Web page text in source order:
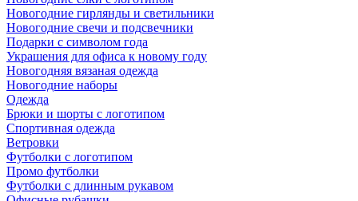
Новогодние гирлянды и светильники
Новогодние свечи и подсвечники
Подарки с символом года
Украшения для офиса к новому году
Новогодняя вязаная одежда
Новогодние наборы
Одежда
Брюки и шорты с логотипом
Спортивная одежда
Ветровки
Футболки с логотипом
Промо футболки
Футболки с длинным рукавом